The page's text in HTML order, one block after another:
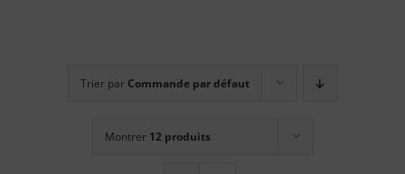
Trier par Commande par défaut
Montrer 12 produits